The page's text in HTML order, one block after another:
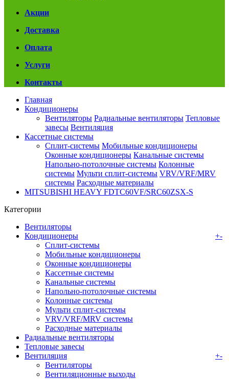
Акции
Доставка
Оплата
Услуги
Контакты
Главная
Кондиционеры
Вентиляторы Радиальные вентиляторы Тепловые
завесы Вентиляция
Кассетные системы
Сплит-системы Мобильные кондиционеры
Оконные кондиционеры Канальные системы
Напольно-потолочные системы Колонные
системы Мульти сплит-системы VRV/VRF/MRV
системы Расходные материалы
MITSUBISHI HEAVY FDTC60VF/SRC60ZSX-S
Категории
Вентиляторы
Кондиционеры
+-
Сплит-системы
Мобильные кондиционеры
Оконные кондиционеры
Кассетные системы
Канальные системы
Напольно-потолочные системы
Колонные системы
Мульти сплит-системы
VRV/VRF/MRV системы
Расходные материалы
Радиальные вентиляторы
Тепловые завесы
Вентиляция
+-
Вентиляторы
Вентиляционные выходы